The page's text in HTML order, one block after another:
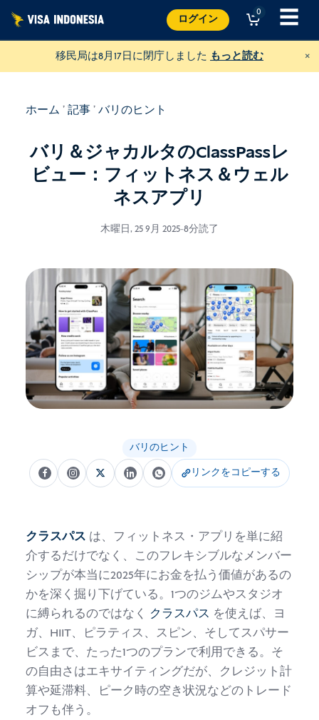
ン
ログイン
0 ☰
移民局は8月17日に閉庁しました もっと読む ×
ホーム '記事'バリのヒント
バリ＆ジャカルタのClassPassレ
ビュー：フィットネス＆ウェル
ネスアプリ
木曜日, 25 9月 2025-8分読了
バリのヒント
リンクをコピーする
クラスパス は、フィットネス・アプリを単に紹
介するだけでなく、このフレキシブルなメンバー
シップが本当に2025年にお金を払う価値があるの
かを深く掘り下げている。1つのジムやスタジオ
に縛られるのではなく クラスパス を使えば、ヨ
ガ、HIIT、ピラティス、スピン、そしてスパサー
ビスまで、たった1つのプランで利用できる。そ
の自由さはエキサイティングだが、クレジット計
算や延滞料、ピーク時の空き状況などのトレード
オフも伴う。
そしてバリの猫を助ける
米ドル 寄付する